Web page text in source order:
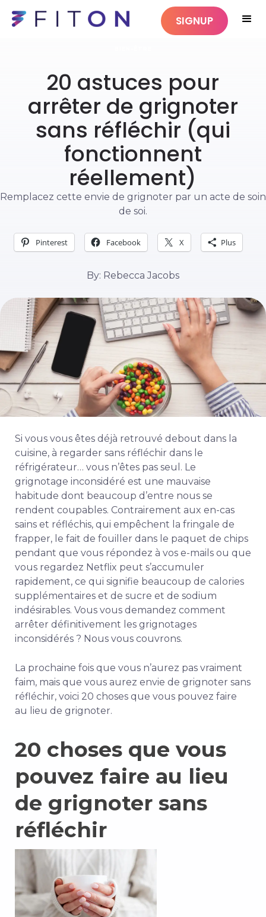
SIGNUP
20 astuces pour
arrêter de grignoter
sans réfléchir (qui
fonctionnent
réellement)
Remplacez cette envie de grignoter par un acte de soin
de soi.
Pinterest Facebook X Plus
By: Rebecca Jacobs
Si vous vous êtes déjà retrouvé debout dans la
cuisine, à regarder sans réfléchir dans le
réfrigérateur… vous n’êtes pas seul. Le
grignotage inconsidéré est une mauvaise
habitude dont beaucoup d’entre nous se
rendent coupables. Contrairement aux en-cas
sains et réfléchis, qui empêchent la fringale de
frapper, le fait de fouiller dans le paquet de chips
pendant que vous répondez à vos e-mails ou que
vous regardez Netflix peut s’accumuler
rapidement, ce qui signifie beaucoup de calories
supplémentaires et de sucre et de sodium
indésirables. Vous vous demandez comment
arrêter définitivement les grignotages
inconsidérés ? Nous vous couvrons.
La prochaine fois que vous n’aurez pas vraiment
faim, mais que vous aurez envie de grignoter sans
réfléchir, voici 20 choses que vous pouvez faire
au lieu de grignoter.
20 choses que vous
pouvez faire au lieu
de grignoter sans
réfléchir